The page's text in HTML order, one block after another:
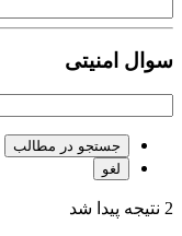
سوال امنیتی
جستجو در مطالب
لغو
2 نتیجه پیدا شد